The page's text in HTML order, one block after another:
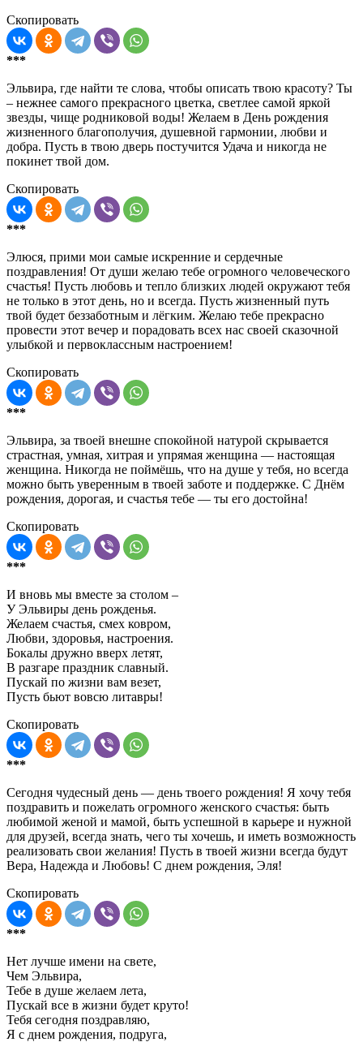
Скопировать
***
Эльвира, где найти те слова, чтобы описать твою красоту? Ты
– нежнее самого прекрасного цветка, светлее самой яркой
звезды, чище родниковой воды! Желаем в День рождения
жизненного благополучия, душевной гармонии, любви и
добра. Пусть в твою дверь постучится Удача и никогда не
покинет твой дом.
Скопировать
***
Элюся, прими мои самые искренние и сердечные
поздравления! От души желаю тебе огромного человеческого
счастья! Пусть любовь и тепло близких людей окружают тебя
не только в этот день, но и всегда. Пусть жизненный путь
твой будет беззаботным и лёгким. Желаю тебе прекрасно
провести этот вечер и порадовать всех нас своей сказочной
улыбкой и первоклассным настроением!
Скопировать
***
Эльвира, за твоей внешне спокойной натурой скрывается
страстная, умная, хитрая и упрямая женщина — настоящая
женщина. Никогда не поймёшь, что на душе у тебя, но всегда
можно быть уверенным в твоей заботе и поддержке. С Днём
рождения, дорогая, и счастья тебе — ты его достойна!
Скопировать
***
И вновь мы вместе за столом –
У Эльвиры день рожденья.
Желаем счастья, смех ковром,
Любви, здоровья, настроения.
Бокалы дружно вверх летят,
В разгаре праздник славный.
Пускай по жизни вам везет,
Пусть бьют вовсю литавры!
Скопировать
***
Сегодня чудесный день — день твоего рождения! Я хочу тебя
поздравить и пожелать огромного женского счастья: быть
любимой женой и мамой, быть успешной в карьере и нужной
для друзей, всегда знать, чего ты хочешь, и иметь возможность
реализовать свои желания! Пусть в твоей жизни всегда будут
Вера, Надежда и Любовь! С днем рождения, Эля!
Скопировать
***
Нет лучше имени на свете,
Чем Эльвира,
Тебе в душе желаем лета,
Пускай все в жизни будет круто!
Тебя сегодня поздравляю,
Я с днем рождения, подруга,